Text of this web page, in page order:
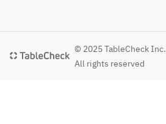
© 2025 TableCheck Inc.
All rights reserved